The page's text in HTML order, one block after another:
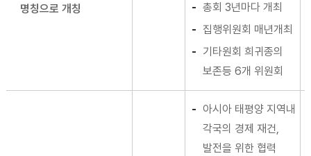
명칭으로 개칭
총회 3년마다 개최
집행위원회 매년개최
기타원회 희귀종의
보존등 6개 위원회
아시아 태평양 지역내
각국의 경제 재건,
발전을 위한 협력